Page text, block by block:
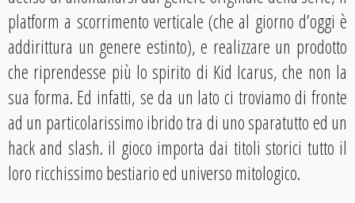
platform a scorrimento verticale (che al giorno d’oggi è
addirittura un genere estinto), e realizzare un prodotto
che riprendesse più lo spirito di Kid Icarus, che non la
sua forma. Ed infatti, se da un lato ci troviamo di fronte
ad un particolarissimo ibrido tra di uno sparatutto ed un
hack and slash. il gioco importa dai titoli storici tutto il
loro ricchissimo bestiario ed universo mitologico.